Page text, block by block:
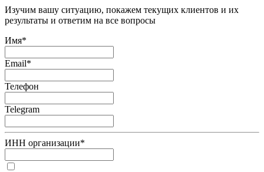
Изучим вашу ситуацию, покажем текущих клиентов и их
результаты и ответим на все вопросы
Имя*
Email*
Телефон
Telegram
ИНН организации*